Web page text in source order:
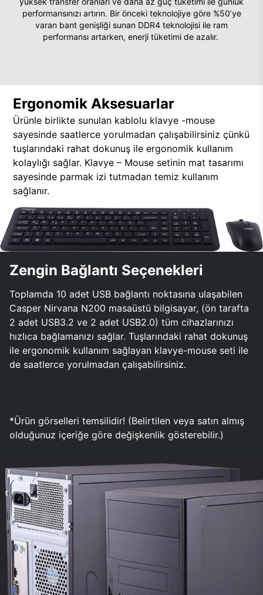
performansınızı artırın. Bir önceki teknolojiye göre %50’ye
varan bant genişliği sunan DDR4 teknolojisi ile ram
performansı artarken, enerji tüketimi de azalır.
Ergonomik Aksesuarlar
Ürünle birlikte sunulan kablolu klavye -mouse
sayesinde saatlerce yorulmadan çalışabilirsiniz çünkü
tuşlarındaki rahat dokunuş ile ergonomik kullanım
kolaylığı sağlar. Klavye – Mouse setinin mat tasarımı
sayesinde parmak izi tutmadan temiz kullanım
sağlanır.
Zengin Bağlantı Seçenekleri
Toplamda 10 adet USB bağlantı noktasına ulaşabilen
Casper Nirvana N200 masaüstü bilgisayar, (ön tarafta
2 adet USB3.2 ve 2 adet USB2.0) tüm cihazlarınızı
hızlıca bağlamanızı sağlar. Tuşlarındaki rahat dokunuş
ile ergonomik kullanım sağlayan klavye-mouse seti ile
de saatlerce yorulmadan çalışabilirsiniz.
*Ürün görselleri temsilidir! (Belirtilen veya satın almış
olduğunuz içeriğe göre değişkenlik gösterebilir.)